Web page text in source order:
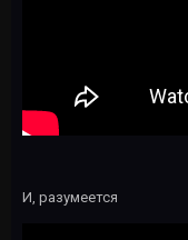
И, разумеется